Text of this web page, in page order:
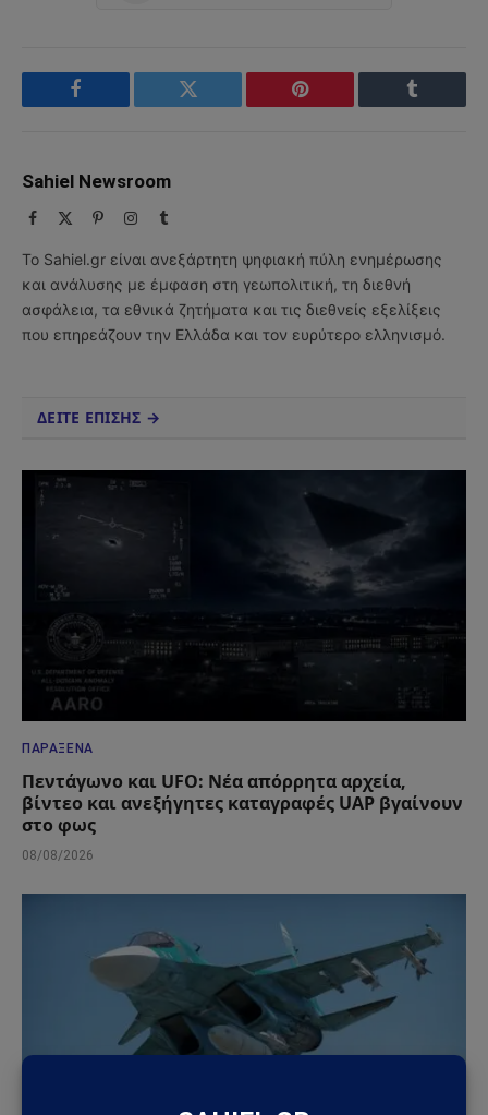
Facebook Twitter Pinterest Tumblr
Sahiel Newsroom
Facebook PinterestInstagram
Tumblr
Το Sahiel.gr είναι ανεξάρτητη ψηφιακή πύλη ενημέρωσης
και ανάλυσης με έμφαση στη γεωπολιτική, τη διεθνή
ασφάλεια, τα εθνικά ζητήματα και τις διεθνείς εξελίξεις
που επηρεάζουν την Ελλάδα και τον ευρύτερο ελληνισμό.
ΔΕΙΤΕ ΕΠΙΣΗΣ →
ΠΑΡΆΞΕΝΑ
Πεντάγωνο και UFO: Νέα απόρρητα αρχεία,
βίντεο και ανεξήγητες καταγραφές UAP βγαίνουν
στο φως
08/08/2026